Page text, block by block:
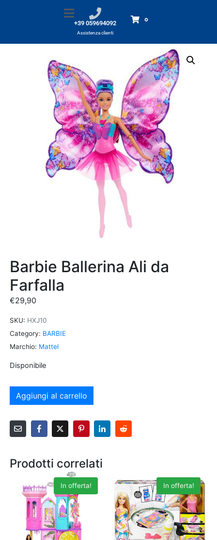
+39 059694092
Assistenza clienti
0
Prodotti Barbie Ballerina Ali da Farfalla
Barbie Ballerina Ali da
Farfalla
€29,90
SKU: HXJ10
Category: BARBIE
Marchio: Mattel
Disponibile
Aggiungi al carrello
Prodotti correlati
In offerta! In offerta!